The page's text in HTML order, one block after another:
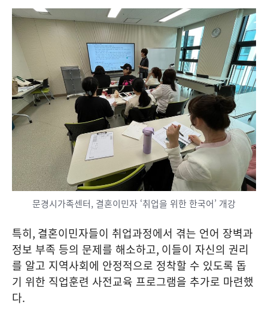
문경시가족센터, 결혼이민자 ‘취업을 위한 한국어’ 개강
특히, 결혼이민자들이 취업과정에서 겪는 언어 장벽과
정보 부족 등의 문제를 해소하고, 이들이 자신의 권리
를 알고 지역사회에 안정적으로 정착할 수 있도록 돕
기 위한 직업훈련 사전교육 프로그램을 추가로 마련했
다.